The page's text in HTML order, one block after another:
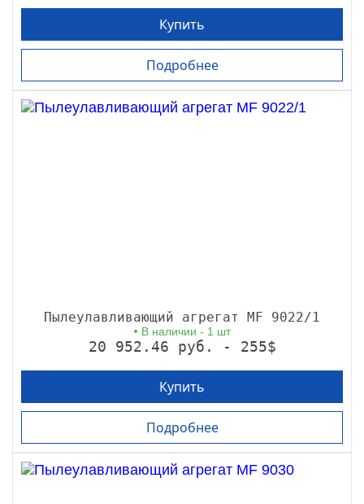
Купить
Подробнее
Пылеулавливающий агрегат MF 9022/1
В наличии - 1 шт
20 952.46 руб. - 255$
Купить
Подробнее